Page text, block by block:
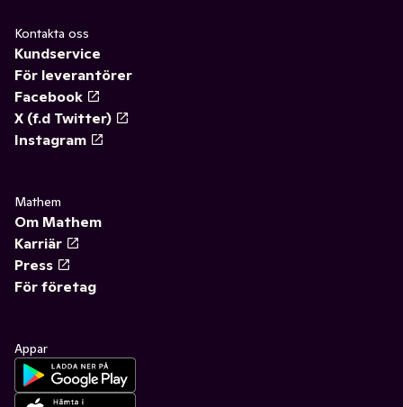
Kontakta oss
Kundservice
För leverantörer
Facebook
X (f.d Twitter)
Instagram
Mathem
Om Mathem
Karriär
Press
För företag
Appar